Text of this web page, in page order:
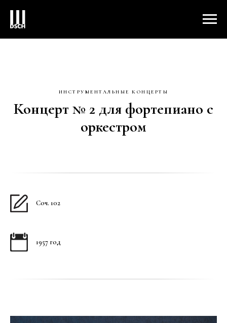
ИНСТРУМЕНТАЛЬНЫЕ КОНЦЕРТЫ
Концерт № 2 для фортепиано с
оркестром
Соч. 102
1957 год